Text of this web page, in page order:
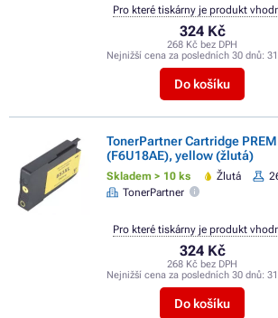
324 Kč
268 Kč bez DPH
Nejnižší cena za posledních 30 dnů:
Do košíku
Pro které tiskárny je produkt
TonerPartner Cartridge
(F6U18AE), yellow (žlutá)
Skladem > 10 ks Žlutá
TonerPartner
324 Kč
268 Kč bez DPH
Nejnižší cena za posledních 30 dnů:
Do košíku
Pro které tiskárny je produkt